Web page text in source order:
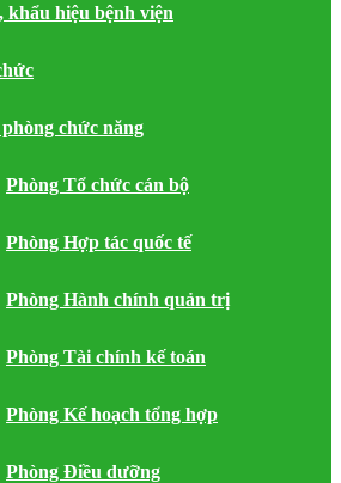
khẩu hiệu bệnh viện
chức năng
Phòng Tổ chức cán bộ
Phòng Hợp tác quốc tế
Phòng Hành chính quản trị
Phòng Tài chính kế toán
Phòng Kế hoạch tổng hợp
Phòng Điều dưỡng